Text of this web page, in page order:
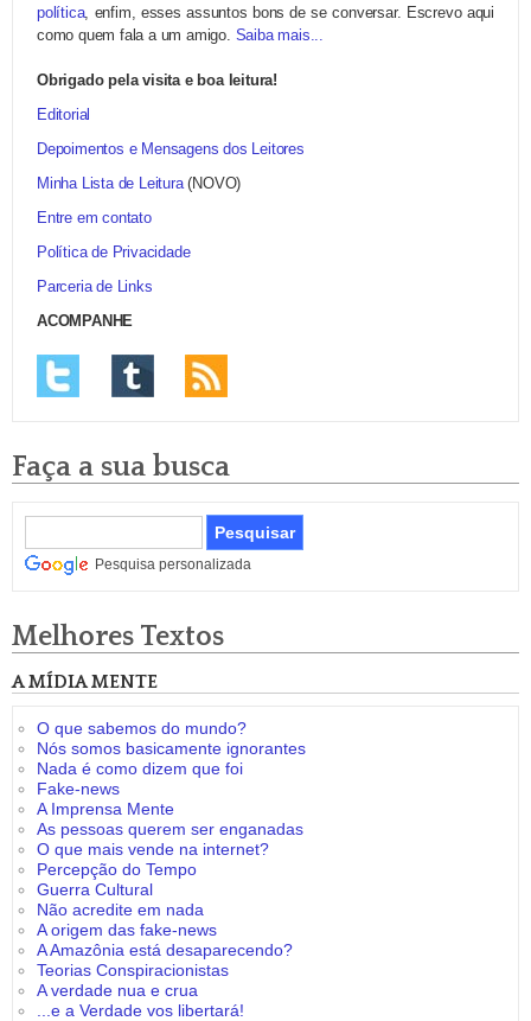
política, enfim, esses assuntos bons de se conversar. Escrevo aqui
como quem fala a um amigo. Saiba mais...
Obrigado pela visita e boa leitura!
Editorial
Depoimentos e Mensagens dos Leitores
Minha Lista de Leitura(NOVO)
Entre em contato
Política de Privacidade
Parceria de Links
ACOMPANHE
Faça a sua busca
Pesquisa personalizada
Melhores Textos
A MÍDIA MENTE
O que sabemos do mundo?
Nós somos basicamente ignorantes
Nada é como dizem que foi
Fake-news
A Imprensa Mente
As pessoas querem ser enganadas
O que mais vende na internet?
Percepção do Tempo
Guerra Cultural
Não acredite em nada
A origem das fake-news
A Amazônia está desaparecendo?
Teorias Conspiracionistas
A verdade nua e crua
...e a Verdade vos libertará!